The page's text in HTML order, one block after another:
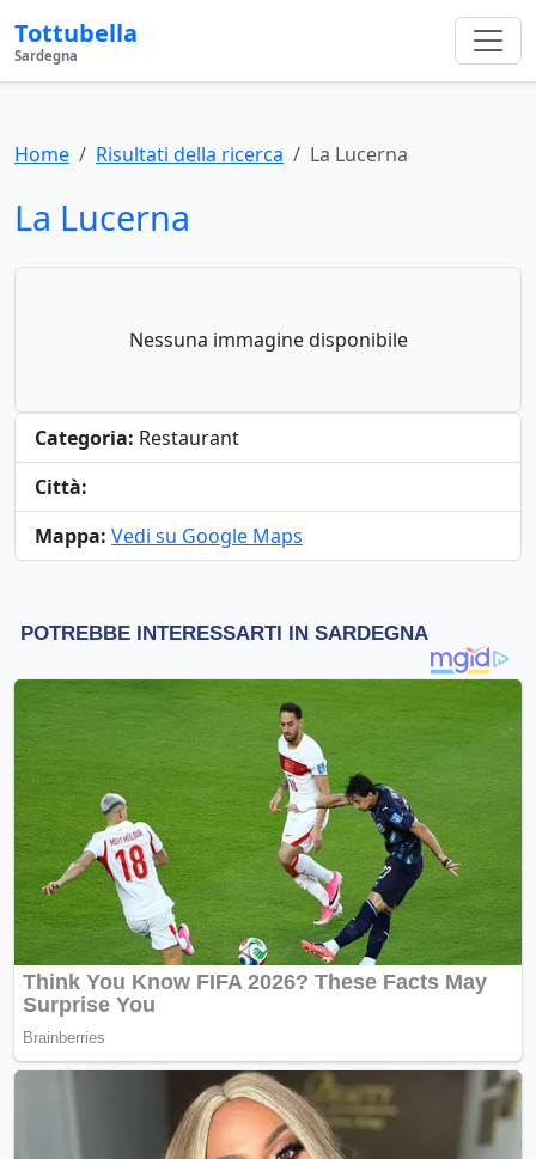
Tottubella
Sardegna
Home Risultati della ricerca La Lucerna
La Lucerna
Nessuna immagine disponibile
Categoria: Restaurant
Città:
Mappa: Vedi su Google Maps